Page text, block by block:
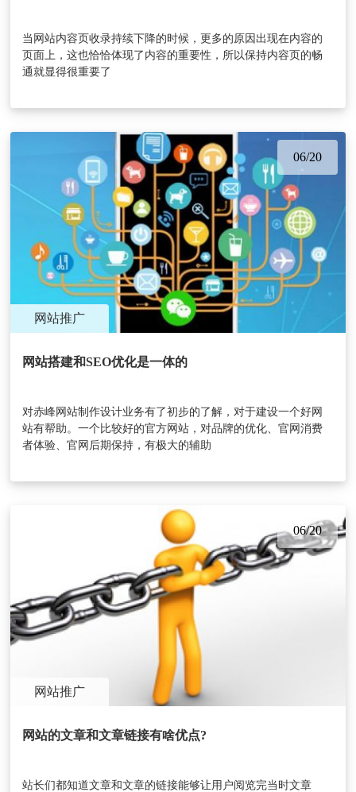
当网站内容页收录持续下降的时候，更多的原因出现在内容的
页面上，这也恰恰体现了内容的重要性，所以保持内容页的畅
通就显得很重要了
06/20
网站推广
网站搭建和SEO优化是一体的
对赤峰网站制作设计业务有了初步的了解，对于建设一个好网
站有帮助。一个比较好的官方网站，对品牌的优化、官网消费
者体验、官网后期保持，有极大的辅助
06/20
网站推广
网站的文章和文章链接有啥优点?
站长们都知道文章和文章的链接能够让用户阅览完当时文章